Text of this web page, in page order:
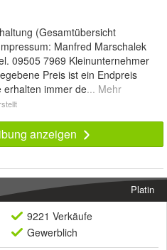
(Gesamtübersicht
Manfred Marschalek
09505 7969 Kleinunternehmer
Preis ist ein Endpreis
erhalten immer de... Mehr
anzeigen
Platin
9221 Verkäufe
Gewerblich